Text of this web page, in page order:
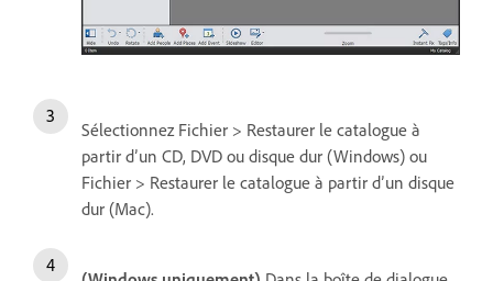
Sélectionnez Fichier > Restaurer le catalogue à
partir d’un CD, DVD ou disque dur (Windows) ou
Fichier > Restaurer le catalogue à partir d’un disque
dur (Mac).